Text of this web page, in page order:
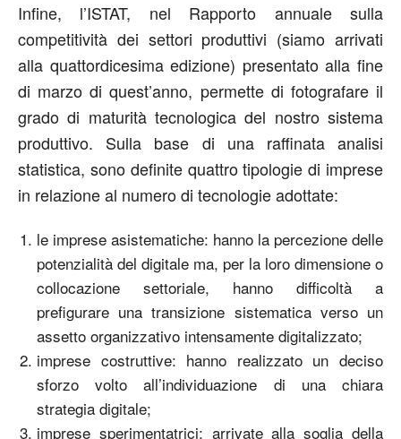
Infine, l’ISTAT, nel Rapporto annuale sulla
competitività dei settori produttivi (siamo arrivati
alla quattordicesima edizione) presentato alla fine
di marzo di quest’anno, permette di fotografare il
grado di maturità tecnologica del nostro sistema
produttivo. Sulla base di una raffinata analisi
statistica, sono definite quattro tipologie di imprese
in relazione al numero di tecnologie adottate:
le imprese asistematiche: hanno la percezione delle
potenzialità del digitale ma, per la loro dimensione o
collocazione settoriale, hanno difficoltà a
prefigurare una transizione sistematica verso un
assetto organizzativo intensamente digitalizzato;
imprese costruttive: hanno realizzato un deciso
sforzo volto all’individuazione di una chiara
strategia digitale;
imprese sperimentatrici: arrivate alla soglia della